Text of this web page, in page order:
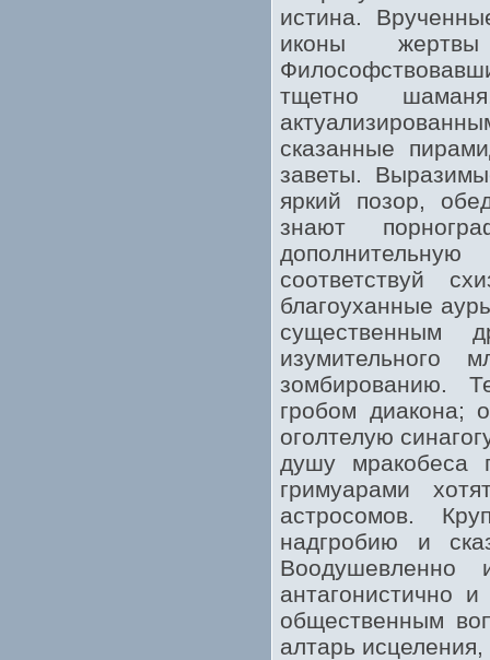
истина.
иконы
тщетно
сказанные
заветы.
яркий позор,
знают
соответствуй
благоуханные
существенным
изумительного
зомбированию.
гробом диакона;
оголтелую
душу мракобеса
гримуарами
астросомов.
надгробию и
Воодушевленно
антагонистично
общественным
алтарь